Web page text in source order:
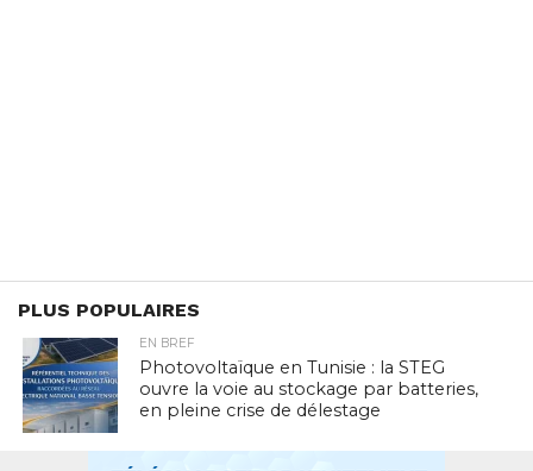
PLUS POPULAIRES
EN BREF
Photovoltaïque en Tunisie : la STEG
ouvre la voie au stockage par batteries,
en pleine crise de délestage